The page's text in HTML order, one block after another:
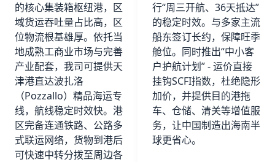
的核心集装箱枢纽港，区
域货运吞吐量占比高，区
位物流根基雄厚。依托当
地成熟工商业市场与完善
产业配套，我司可提供天
津港直达波扎洛
（Pozzallo）精品海运专
线，航线稳定时效快。港
区完备连通铁路、公路多
式联运网络，货物到港后
可快速中转分拨至周边各
行“周三开航、36天抵达”
的稳定时效。与多家主流
船东签订长约，保障旺季
舱位。同时推出“中小客
户护航计划” - 运价直接
挂钩SCFI指数，杜绝隐形
加价，并提供目的港拖
车、仓储、清关等增值服
务，让中国制造出海南半
球更省心。